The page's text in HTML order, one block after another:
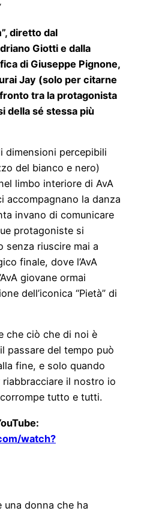
diretto dal
Giotti e dalla
di Giuseppe Pignone,
Jay (solo per citarne
tra la protagonista
della sé stessa più
dimensioni percepibili
del bianco e nero)
limbo interiore di AvA
accompagnano la danza
invano di comunicare
protagoniste si
senza riuscire mai a
finale, dove l’AvA
giovane ormai
dell’iconica “Pietà” di
che ciò che di noi è
passare del tempo può
fine, e solo quando
il nostro io
tutto e tutti.
watch?
una donna che ha